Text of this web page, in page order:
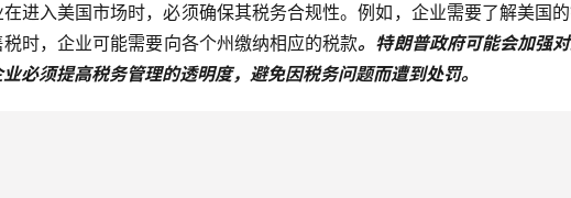
进入美国市场时，必须确保其税务合规性。例如，企业需要了解美国
时，企业可能需要向各个州缴纳相应的税款。特朗普政府可能会加强
必须提高税务管理的透明度，避免因税务问题而遭到处罚。